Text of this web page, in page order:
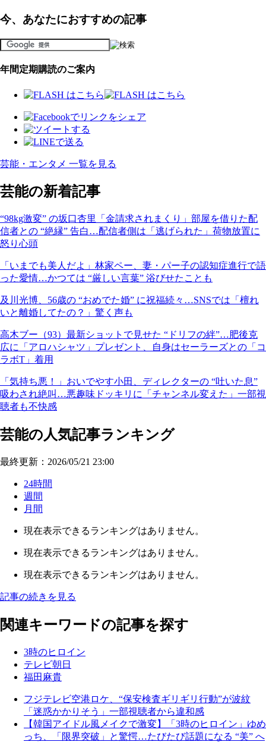
今、あなたにおすすめの記事
年間定期購読のご案内
芸能・エンタメ 一覧を見る
芸能の新着記事
“98kg激変” の坂口杏里「金請求されまくり」部屋を借りた配
信者との “絶縁” 告白…配信者側は「逃げられた」荷物放置に
怒り心頭
「いまでも美人だよ」林家ペー、妻・パー子の認知症進行で語
った愛情…かつては “厳しい言葉” 浴びせたことも
及川光博、56歳の “おめでた婚” に祝福続々…SNSでは「檀れ
いと離婚してたの？」驚く声も
高木ブー（93）最新ショットで見せた “ドリフの絆”…肥後克
広に「アロハシャツ」プレゼント、自身はセーラーズとの「コ
ラボT」着用
「気持ち悪！」おいでやす小田、ディレクターの “吐いた息”
吸わされ絶叫…悪趣味ドッキリに「チャンネル変えた」一部視
聴者も不快感
芸能の人気記事ランキング
最終更新：2026/05/21 23:00
24時間
週間
月間
現在表示できるランキングはありません。
現在表示できるランキングはありません。
現在表示できるランキングはありません。
記事の続きを見る
関連キーワードの記事を探す
3時のヒロイン
テレビ朝日
福田麻貴
フジテレビ空港ロケ、“保安検査ギリギリ行動”が波紋
「迷惑かかりそう」一部視聴者から違和感
【韓国アイドル風メイクで激変】「3時のヒロイン」ゆめ
っち、「限界突破」と驚愕…たびたび話題になる “美” へ